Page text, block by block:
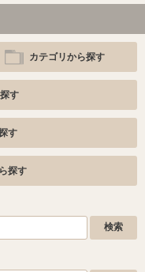
カテゴリから探す
す
す
探す